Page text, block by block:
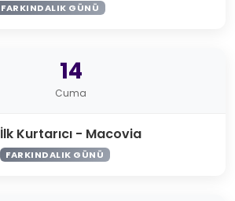
FARKINDALIK GÜNÜ
14
Cuma
İlk Kurtarıcı - Macovia
FARKINDALIK GÜNÜ